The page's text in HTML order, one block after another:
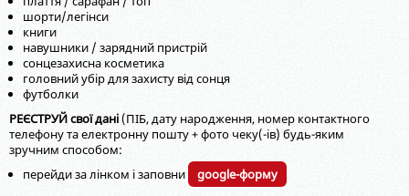
шорти/легінси
книги
навушники / зарядний пристрій
сонцезахисна косметика
головний убір для захисту від сонця
футболки
РЕЄСТРУЙ свої дані(ПІБ, дату народження, номер контактного
телефону та електронну пошту + фото чеку(-ів) будь-яким
зручним способом:
перейди за лінком і заповни
google-форму